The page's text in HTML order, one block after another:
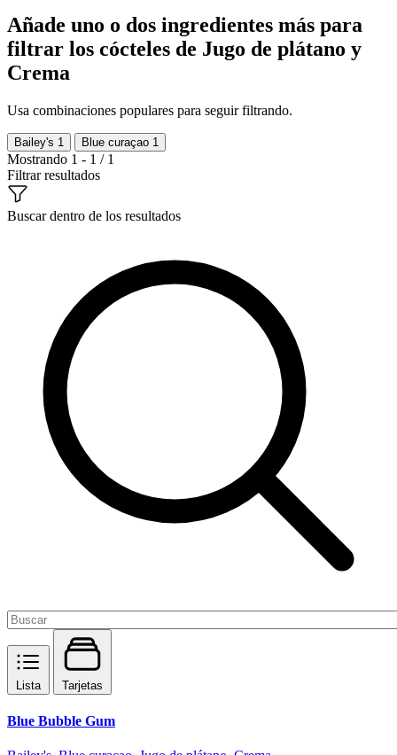
Añade uno o dos ingredientes más para
filtrar los cócteles de Jugo de plátano y
Crema
Usa combinaciones populares para seguir filtrando.
Bailey's 1 Blue curaçao 1
Mostrando 1 - 1 / 1
Filtrar resultados
Buscar dentro de los resultados
Lista Tarjetas
Blue Bubble Gum